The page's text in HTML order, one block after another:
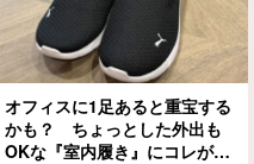
オフィスに1足あると重宝する
かも？ ちょっとした外出も
OKな『室内履き』にコレがい